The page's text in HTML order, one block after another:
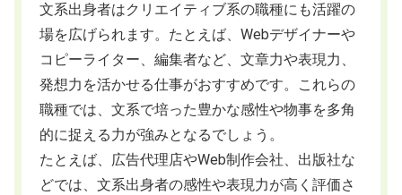
文系出身者はクリエイティブ系の職種にも活躍の
場を広げられます。たとえば、Webデザイナーや
コピーライター、編集者など、文章力や表現力、
発想力を活かせる仕事がおすすめです。これらの
職種では、文系で培った豊かな感性や物事を多角
的に捉える力が強みとなるでしょう。
たとえば、広告代理店やWeb制作会社、出版社な
どでは、文系出身者の感性や表現力が高く評価さ